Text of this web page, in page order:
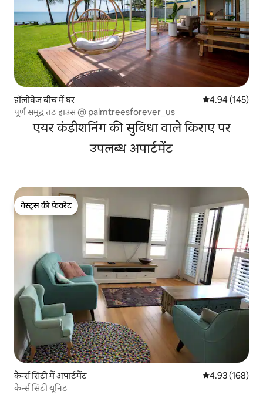
हॉलोवेज बीच में घर औसत रेटिंग 5 में से
4.94 (145)
पूर्ण समुद्र तट हाउस @ palmtreesforever_us
एयर कंडीशनिंग की सुविधा वाले किराए पर
उपलब्ध अपार्टमेंट
गेस्ट्स की फ़ेवरेट
गेस्ट्स की फ़ेवरेट
केर्न्स सिटी में अपार्टमेंट औसत रेटिंग 5 में से
4.93 (168)
केर्न्स सिटी यूनिट